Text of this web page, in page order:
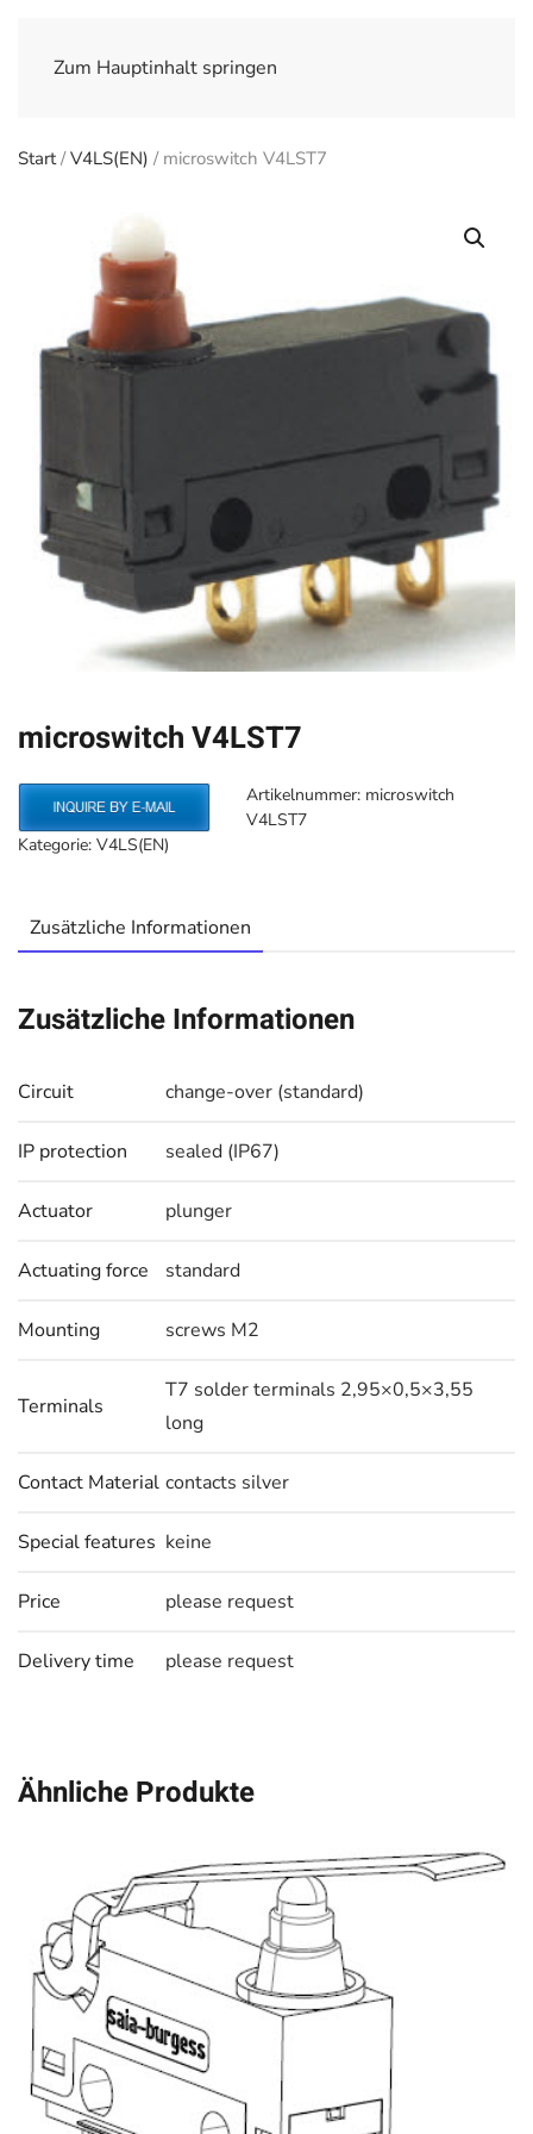
Zum Hauptinhalt springen
Start/V4LS(EN) / microswitch V4LST7
microswitch V4LST7
Artikelnummer: microswitch
V4LST7
Kategorie: V4LS(EN)
Zusätzliche Informationen
Zusätzliche Informationen
Circuit change-over (standard)
IP protection sealed (IP67)
Actuator plunger
Actuating force standard
Mounting screws M2
Terminals
T7 solder terminals 2,95×0,5×3,55
long
Contact Material contacts silver
Special features keine
Price please request
Delivery time please request
Ähnliche Produkte